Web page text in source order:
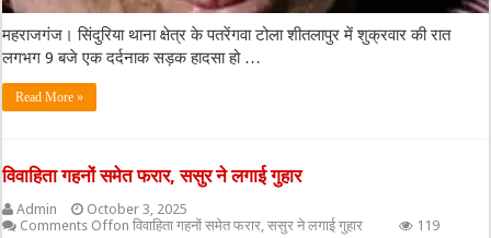
महराजगंज। सिंदुरिया थाना क्षेत्र के पतरेंगवा टोला शीतलापुर में शुक्रवार की रात
लगभग 9 बजे एक दर्दनाक सड़क हादसा हो …
Read More »
विवाहिता गहनों समेत फरार, ससुर ने लगाई गुहार
Admin
October 3, 2025
Comments Offon विवाहिता गहनों समेत फरार, ससुर ने लगाई गुहार 119